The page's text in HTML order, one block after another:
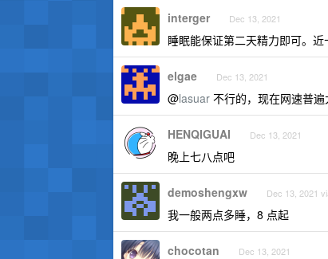
interger Dec 13, 2021
睡眠能保证第二天精力即可。
elgae Dec 13, 2021
@lasuar 不行的，现在网速普遍
HENQIGUAI Dec 13, 2021
晚上七八点吧
demoshengxw Dec 13, 2021
我一般两点多睡，8 点起
chocotan Dec 13, 2021